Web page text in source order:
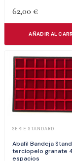
62,00 €
AÑADIR AL
SERIE STANDARD
Abafil Bandeja
terciopelo granate
espacios